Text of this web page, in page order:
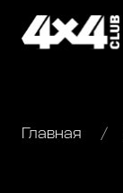
Главная